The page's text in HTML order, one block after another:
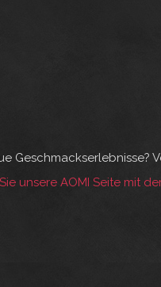
Geschmackserlebnisse?
unsere AOMI Seite mit